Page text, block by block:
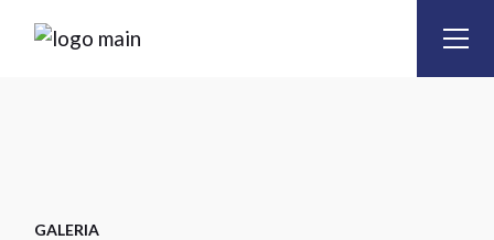
GALERIA